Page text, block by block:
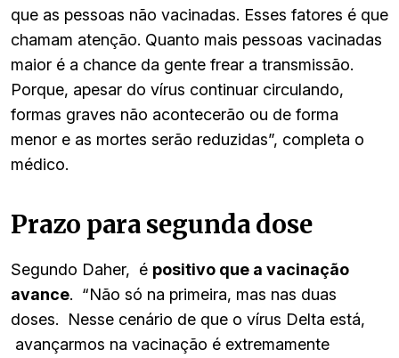
que as pessoas não vacinadas. Esses fatores é que
chamam atenção. Quanto mais pessoas vacinadas
maior é a chance da gente frear a transmissão.
Porque, apesar do vírus continuar circulando,
formas graves não acontecerão ou de forma
menor e as mortes serão reduzidas”, completa o
médico.
Prazo para segunda dose
Segundo Daher, é positivo que a vacinação
avance. “Não só na primeira, mas nas duas
doses. Nesse cenário de que o vírus Delta está,
avançarmos na vacinação é extremamente